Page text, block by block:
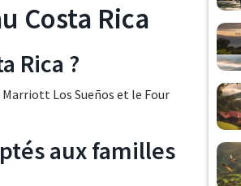
Costa Rica
Rica ?
Los Sueños et le Four
aux familles